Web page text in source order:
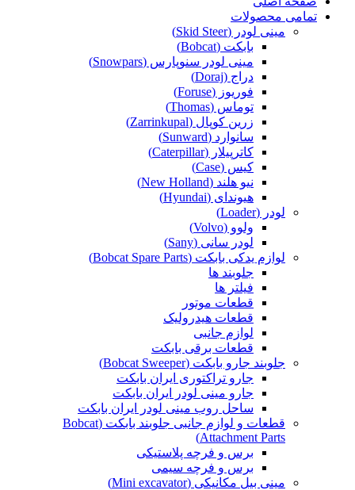
تمامی محصولات
مینی لودر (Skid Steer)
بابکت (Bobcat)
مینی لودر سنوپارس (Snowpars)
دراج (Doraj)
فوریوز (Foruse)
توماس (Thomas)
زرین کوپال (Zarrinkupal)
سانوارد (Sunward)
کاترپیلار (Caterpillar)
کیس (Case)
نیو هلند (New Holland)
هیوندای (Hyundai)
لودر (Loader)
ولوو (Volvo)
لودر سانی (Sany)
لوازم یدکی بابکت (Bobcat Spare Parts)
جلوبند ها
فیلتر ها
قطعات موتور
قطعات هیدرولیک
لوازم جانبی
قطعات برقی بابکت
جلوبند جارو بابکت (Bobcat Sweeper)
جارو تراکتوری ایران بابکت
جارو مینی لودر ایران بابکت
ساحل روب مینی لودر ایران بابکت
قطعات و لوازم جانبی جلوبند بابکت (Bobcat
Attachment Parts)
برس و فرچه پلاستیکی
برس و فرچه سیمی
مینی بیل مکانیکی (Mini excavator)